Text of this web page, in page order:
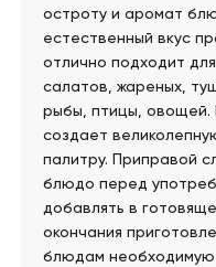
остроту и аромат
естественный вкус
отлично подходит
салатов, жареных,
рыбы, птицы, овощей.
создает
палитру. Приправой
блюдо перед
добавлять в
окончания
блюдам необходимую